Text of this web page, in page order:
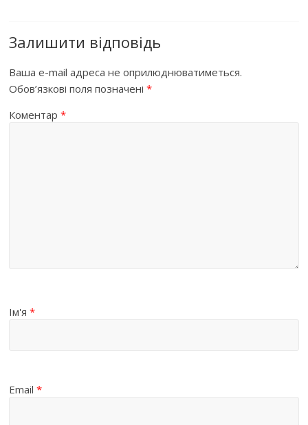
Залишити відповідь
Ваша e-mail адреса не оприлюднюватиметься.
Обов’язкові поля позначені*
Коментар*
Ім'я*
Email*